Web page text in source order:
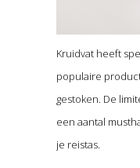
Kruidvat heeft
populaire
gestoken. De
een aantal
je reistas.